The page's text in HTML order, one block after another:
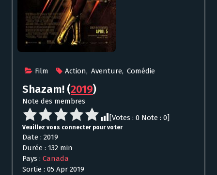
Film Action, Aventure, Comédie
Shazam! (2019)
Note des membres
[Votes : 0 Note : 0]
Veuillez vous connecter pour voter
Date : 2019
Durée : 132 min
Pays : Canada
Sortie : 05 Apr 2019